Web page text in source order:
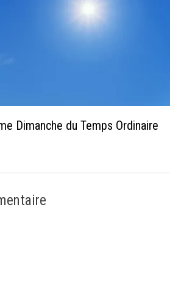
Dimanche du Temps Ordinaire